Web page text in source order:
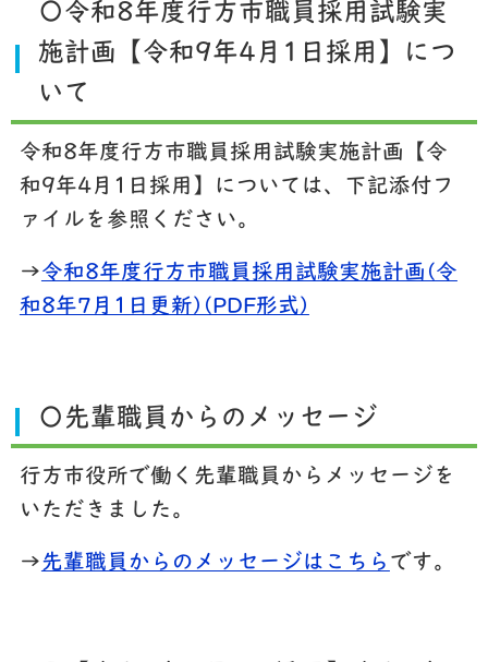
〇令和8年度行方市職員採用試験実
施計画【令和9年4月1日採用】につ
いて
令和8年度行方市職員採用試験実施計画【令
和9年4月1日採用】については、下記添付フ
ァイルを参照ください。
→令和8年度行方市職員採用試験実施計画(令
和8年7月1日更新)(PDF形式)
〇先輩職員からのメッセージ
行方市役所で働く先輩職員からメッセージを
いただきました。
→先輩職員からのメッセージはこちら です。